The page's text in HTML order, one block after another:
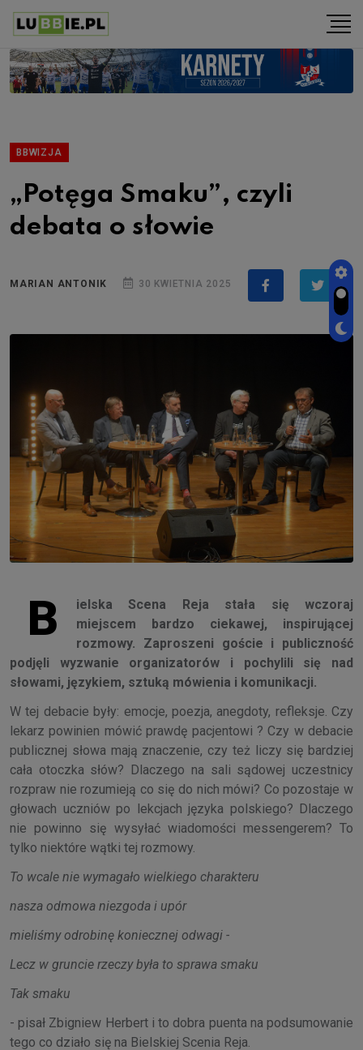
BBWIZJA
„Potęga Smaku”, czyli
debata o słowie
MARIAN ANTONIK 30 KWIETNIA 2025
B
ielska Scena Reja stała się wczoraj
miejscem bardzo ciekawej, inspirującej
rozmowy. Zaproszeni goście i publiczność
podjęli wyzwanie organizatorów i pochylili się nad
słowami, językiem, sztuką mówienia i komunikacji.
W tej debacie były: emocje, poezja, anegdoty, refleksje. Czy
lekarz powinien mówić prawdę pacjentowi ? Czy w debacie
publicznej słowa mają znaczenie, czy też liczy się bardziej
cała otoczka słów? Dlaczego na sali sądowej uczestnicy
rozpraw nie rozumieją co się do nich mówi? Co pozostaje w
głowach uczniów po lekcjach języka polskiego? Dlaczego
nie powinno się wysyłać wiadomości messengerem? To
tylko niektóre wątki tej rozmowy.
To wcale nie wymagało wielkiego charakteru
nasza odmowa niezgoda i upór
mieliśmy odrobinę koniecznej odwagi -
Lecz w gruncie rzeczy była to sprawa smaku
Tak smaku
- pisał Zbigniew Herbert i to dobra puenta na podsumowanie
tego co działo się na Bielskiej Scenia Reja.